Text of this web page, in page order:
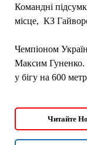
Командні
місце, КЗ
Чемпіоном
Максим Гуненко.
у бігу на 600
Читайте